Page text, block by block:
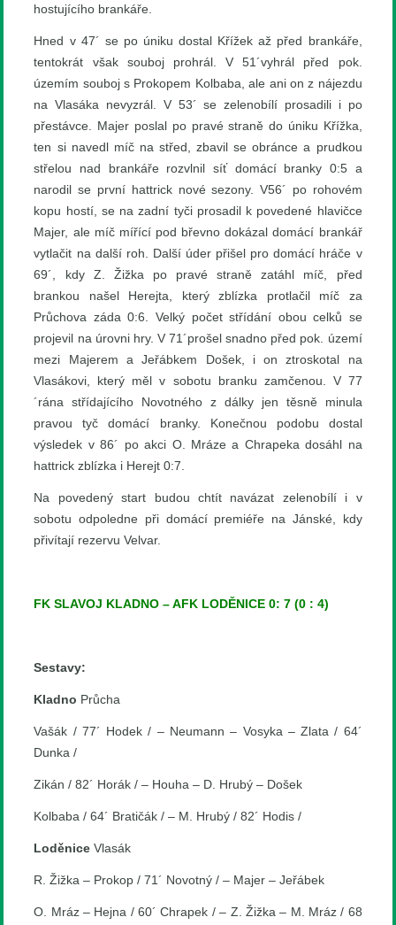
hostujícího brankáře.
Hned v 47´ se po úniku dostal Křížek až před brankáře,
tentokrát však souboj prohrál. V 51´vyhrál před pok.
územím souboj s Prokopem Kolbaba, ale ani on z nájezdu
na Vlasáka nevyzrál. V 53´ se zelenobílí prosadili i po
přestávce. Majer poslal po pravé straně do úniku Křížka,
ten si navedl míč na střed, zbavil se obránce a prudkou
střelou nad brankáře rozvlnil síť domácí branky 0:5 a
narodil se první hattrick nové sezony. V56´ po rohovém
kopu hostí, se na zadní tyči prosadil k povedené hlavičce
Majer, ale míč mířící pod břevno dokázal domácí brankář
vytlačit na další roh. Další úder přišel pro domácí hráče v
69´, kdy Z. Žižka po pravé straně zatáhl míč, před
brankou našel Herejta, který zblízka protlačil míč za
Průchova záda 0:6. Velký počet střídání obou celků se
projevil na úrovni hry. V 71´prošel snadno před pok. území
mezi Majerem a Jeřábkem Došek, i on ztroskotal na
Vlasákovi, který měl v sobotu branku zamčenou. V 77
´rána střídajícího Novotného z dálky jen těsně minula
pravou tyč domácí branky. Konečnou podobu dostal
výsledek v 86´ po akci O. Mráze a Chrapeka dosáhl na
hattrick zblízka i Herejt 0:7.
Na povedený start budou chtít navázat zelenobílí i v
sobotu odpoledne při domácí premiéře na Jánské, kdy
přivítají rezervu Velvar.
FK SLAVOJ KLADNO – AFK LODĚNICE 0: 7 (0 : 4)
Sestavy:
Kladno Průcha
Vašák / 77´ Hodek / – Neumann – Vosyka – Zlata / 64´
Dunka /
Zikán / 82´ Horák / – Houha – D. Hrubý – Došek
Kolbaba / 64´ Bratičák / – M. Hrubý / 82´ Hodis /
Loděnice Vlasák
R. Žižka – Prokop / 71´ Novotný / – Majer – Jeřábek
O. Mráz – Hejna / 60´ Chrapek / – Z. Žižka – M. Mráz / 68